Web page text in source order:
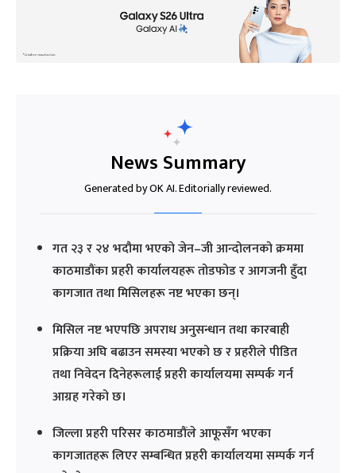
News Summary
Generated by OK AI. Editorially reviewed.
गत २३ र २४ भदौमा भएको जेन–जी आन्दोलनको क्रममा
काठमाडौंका प्रहरी कार्यालयहरू तोडफोड र आगजनी हुँदा
कागजात तथा मिसिलहरू नष्ट भएका छन्।
मिसिल नष्ट भएपछि अपराध अनुसन्धान तथा कारबाही
प्रक्रिया अघि बढाउन समस्या भएको छ र प्रहरीले पीडित
तथा निवेदन दिनेहरूलाई प्रहरी कार्यालयमा सम्पर्क गर्न
आग्रह गरेको छ।
जिल्ला प्रहरी परिसर काठमाडौंले आफूसँग भएका
कागजातहरू लिएर सम्बन्धित प्रहरी कार्यालयमा सम्पर्क गर्न